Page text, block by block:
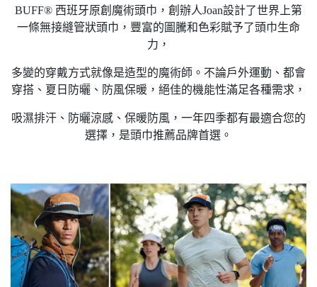
BUFF® 西班牙原創魔術頭巾，創辦人Joan設計了世界上第
一條無接縫管狀頭巾，豐富的圖騰和色彩賦予了頭巾生命
力，
多變的穿戴方式就像是造型的魔術師。不論戶外運動、都會
穿搭、夏日防曬、防風保暖，絕佳的機能性滿足各種需求，
吸濕排汗、防曬涼感、保暖防風，一年四季都有最適合您的
選擇，是頭巾推薦品牌首選。